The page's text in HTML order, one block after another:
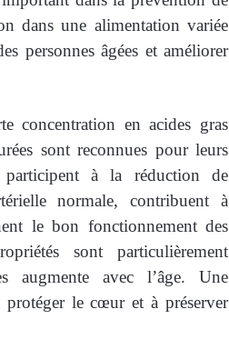
dans une alimentation variée
personnes âgées et améliorer
concentration en acides gras
sont reconnues pour leurs
participent à la réduction de
normale, contribuent à
le bon fonctionnement des
sont particulièrement
augmente avec l’âge. Une
le cœur et à préserver